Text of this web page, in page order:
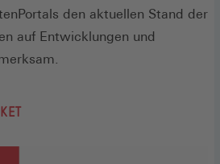
einem
neuen
den aktuellen Stand der
auf Entwicklungen und